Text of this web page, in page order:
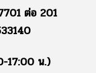
ต่อ 201
17:00 น.)